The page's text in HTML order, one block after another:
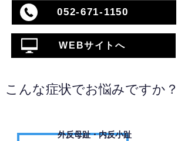
052-671-1150
WEBサイトへ
こんな症状でお悩みですか？
外反母趾・内反小趾